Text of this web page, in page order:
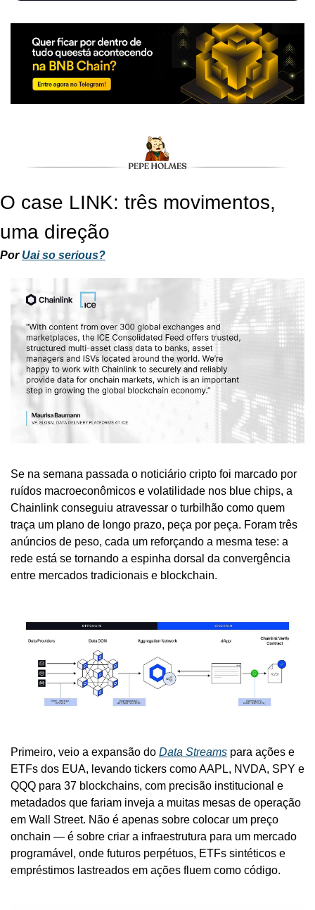
O case LINK: três movimentos,
uma direção
Por Uai so serious?
Se na semana passada o noticiário cripto foi marcado por
ruídos macroeconômicos e volatilidade nos blue chips, a
Chainlink conseguiu atravessar o turbilhão como quem
traça um plano de longo prazo, peça por peça. Foram três
anúncios de peso, cada um reforçando a mesma tese: a
rede está se tornando a espinha dorsal da convergência
entre mercados tradicionais e blockchain.
Primeiro, veio a expansão do Data Streams para ações e
ETFs dos EUA, levando tickers como AAPL, NVDA, SPY e
QQQ para 37 blockchains, com precisão institucional e
metadados que fariam inveja a muitas mesas de operação
em Wall Street. Não é apenas sobre colocar um preço
onchain — é sobre criar a infraestrutura para um mercado
programável, onde futuros perpétuos, ETFs sintéticos e
empréstimos lastreados em ações fluem como código.